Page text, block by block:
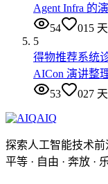
Agent Infra 的
54
015
5
得物推荐系统
AICon 演讲整
53
027
AIQ
探索人工智能技术前
平等 · 自由 · 奔放 ·